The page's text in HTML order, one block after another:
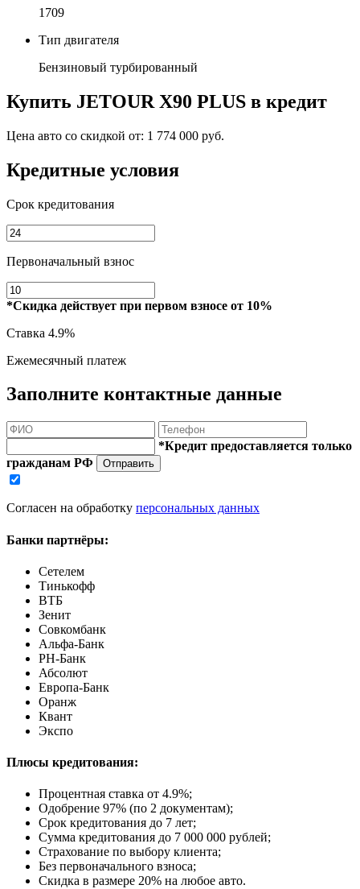
1709
Тип двигателя
Бензиновый турбированный
Купить JETOUR X90 PLUS в кредит
Цена авто со скидкой от: 1 774 000 руб.
Кредитные условия
Срок кредитования
Первоначальный взнос
*Скидка действует при первом взносе от 10%
Ставка 4.9%
Ежемесячный платеж
Заполните контактные данные
*Кредит предоставляется только
гражданам РФ
Отправить
Согласен на обработку персональных данных
Банки партнёры:
Сетелем
Тинькофф
ВТБ
Зенит
Совкомбанк
Альфа-Банк
РН-Банк
Абсолют
Европа-Банк
Оранж
Квант
Экспо
Плюсы кредитования:
Процентная ставка от 4.9%;
Одобрение 97% (по 2 документам);
Срок кредитования до 7 лет;
Сумма кредитования до 7 000 000 рублей;
Страхование по выбору клиента;
Без первоначального взноса;
Скидка в размере 20% на любое авто.